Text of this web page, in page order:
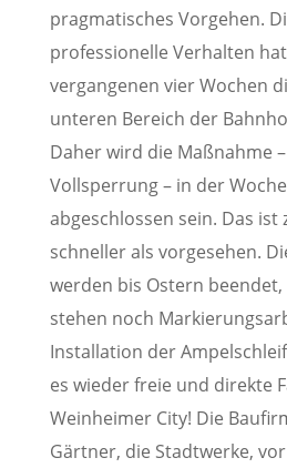
pragmatisches Vorgehen.
professionelle Verhalten
vergangenen vier Wochen
unteren Bereich der
Daher wird die Maßnahme
Vollsperrung – in der
abgeschlossen sein. Das ist
schneller als vorgesehen.
werden bis Ostern
stehen noch
Installation der
es wieder freie und direkte
Weinheimer City! Die
Gärtner, die Stadtwerke,